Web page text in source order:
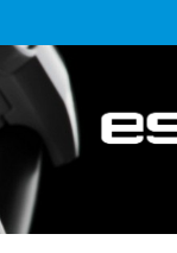
FM